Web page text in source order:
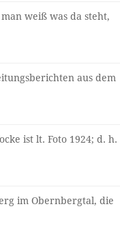
weiß was da steht,
aus dem
ist lt. Foto 1924; d. h.
im Obernbergtal, die